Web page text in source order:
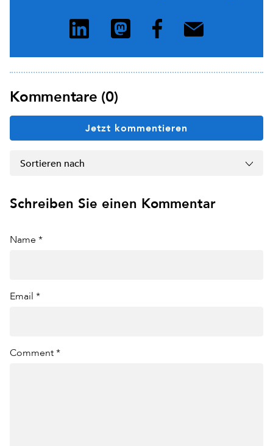
Kommentare (0)
Jetzt kommentieren
Sortieren nach
Schreiben Sie einen Kommentar
Name *
Email *
Comment *